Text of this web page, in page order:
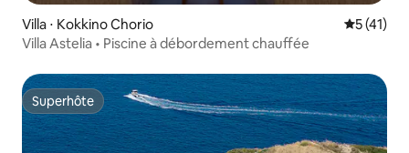
Villa ⋅ Kokkino Chorio
5 (41)
Villa Astelia • Piscine à débordement chauffée
Superhôte
Superhôte